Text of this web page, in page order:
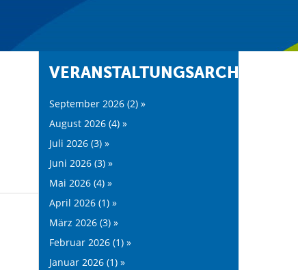
VERANSTALTUNGSARCHIV:
September 2026 (2) »
August 2026 (4) »
Juli 2026 (3) »
Juni 2026 (3) »
Mai 2026 (4) »
April 2026 (1) »
März 2026 (3) »
Februar 2026 (1) »
Januar 2026 (1) »